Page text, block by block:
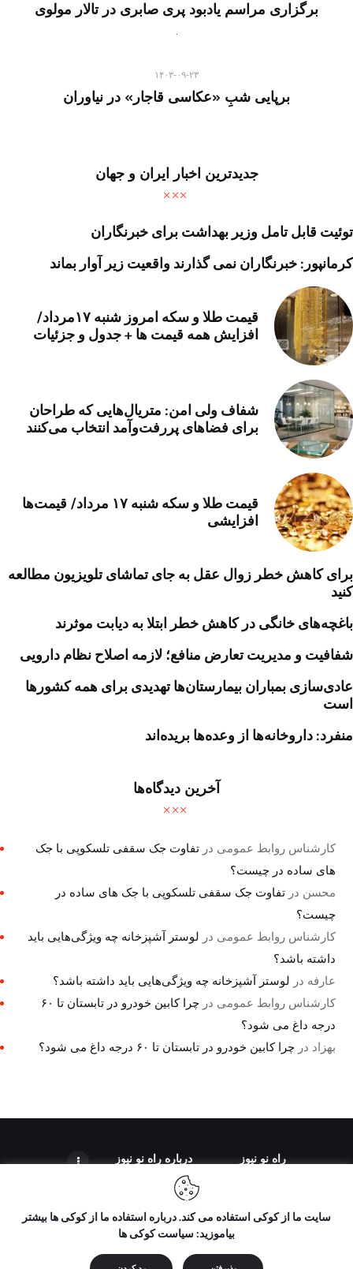
برگزاری مراسم یادبود پری صابری در تالار مولوی
۱۴۰۳-۰۹-۲۳
برپایی شبِ «عکاسی قاجار» در نیاوران
جدیدترین اخبار ایران و جهان
توئیت قابل تامل وزیر بهداشت برای خبرنگاران
کرمانپور: خبرنگاران نمی گذارند واقعیت زیر آوار بماند
قیمت طلا و سکه امروز شنبه ۱۷مرداد/
افزایش همه قیمت ها + جدول و جزئیات
شفاف ولی امن: متریال‌هایی که طراحان
برای فضاهای پررفت‌وآمد انتخاب می‌کنند
قیمت طلا و سکه شنبه ۱۷ مرداد/ قیمت‌ها
افزایشی
برای کاهش خطر زوال عقل به جای تماشای تلویزیون مطالعه
کنید
باغچه‌های خانگی در کاهش خطر ابتلا به دیابت موثرند
شفافیت و مدیریت تعارض منافع؛ لازمه اصلاح نظام دارویی
عادی‌سازی بمباران بیمارستان‌ها تهدیدی برای همه کشورها
است
منفرد: داروخانه‌ها از وعده‌ها بریده‌اند
آخرین دیدگاه‌ها
کارشناس روابط عمومی درتفاوت جک سقفی تلسکوپی با جک
های ساده در چیست؟
محسن درتفاوت جک سقفی تلسکوپی با جک های ساده در
چیست؟
کارشناس روابط عمومی در لوستر آشپزخانه چه ویژگی‌هایی باید
داشته باشد؟
عارفه در لوستر آشپزخانه چه ویژگی‌هایی باید داشته باشد؟
کارشناس روابط عمومی در
چرا کابین خودرو در تابستان تا ۶۰
درجه داغ می شود؟
بهزاد درچرا کابین خودرو در تابستان تا ۶۰ درجه داغ می شود؟
راه نو نیوز درباره راه‌ نو نیوز
تمامی حقوق مطالب برای "راه نو نیوز" محفوظ است و هرگونه کپی
برداری بدون ذکر منبع ممنوع می باشد.
سایت ما از کوکی استفاده می کند. درباره استفاده ما از کوکی ها بیشتر
بیاموزید: سیاست کوکی ها